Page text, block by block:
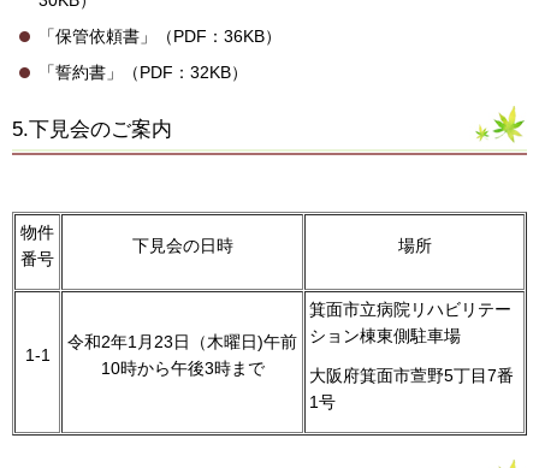
「保管依頼書」（PDF：36KB）
「誓約書」（PDF：32KB）
5.下見会のご案内
物件
番号
下見会の日時 場所
1-1
令和2年1月23日（木曜日)午前
10時から午後3時まで
箕面市立病院リハビリテー
ション棟東側駐車場
大阪府箕面市萱野5丁目7番
1号